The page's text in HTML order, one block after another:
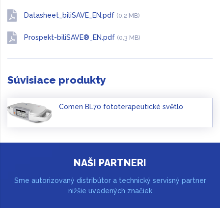
Datasheet_biliSAVE_EN.pdf (0,2 MB)
Prospekt-biliSAVE®_EN.pdf (0,3 MB)
Súvisiace produkty
Comen BL70 fototerapeutické světlo
NAŠI PARTNERI
Sme autorizovaný distribútor a technický servisný partner
nižšie uvedených značiek